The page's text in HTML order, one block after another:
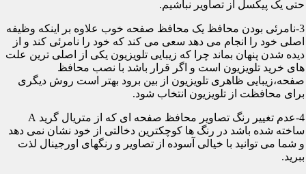
حتی یک پیکسل از تصاویر نباشیم.
3-نامرئی بودن محافظ یک محافظ صفحه خوب علاوه بر اینکه وظیفه
اصلی خود را انجام می دهد سعی می کند که خود را نامرئی کند و از
دیده شدن پنهان بماند چرا که زیبایی تلویزیون یکی از اصلی ترین علت
های خرید تلویزیون است و اگر قرار باشد با نصب محافظ
صفحه،زیبایی ظاهری تلویزیون از بین برود بهتر است روش دیگری
برای محافظت از تلویزیون انتخاب شود.
4-عدم تغییر رنگ تصاویر محافظ صفحه ای که از متریال گرید A
ساخته شده باشد در رنگ ها کوچکترین دخالتی از خود نشان نمی دهد
و شما می توانید با خیالی آسوده از تصاویر و رنگهای اورجینال لذت
ببرید.